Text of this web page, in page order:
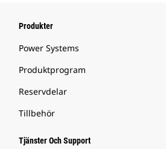
Produkter
Power Systems
Produktprogram
Reservdelar
Tillbehör
Tjänster Och Support